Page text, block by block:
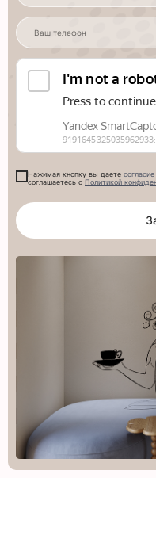
Нажимая кнопку вы даете
соглашаетесь с Политикой